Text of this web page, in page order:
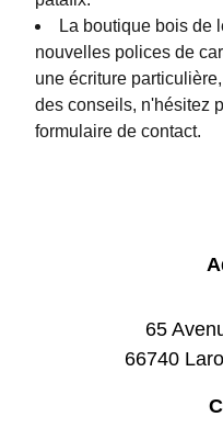
La boutique bois de
nouvelles polices de
une écriture
des conseils, n'hésitez
formulaire de contact.
65
66740